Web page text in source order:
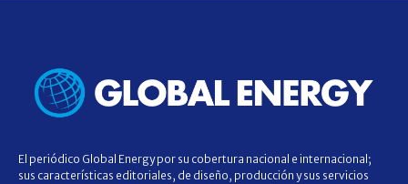
El periódico Global Energy por su cobertura nacional e internacional;
sus características editoriales, de diseño, producción y sus servicios